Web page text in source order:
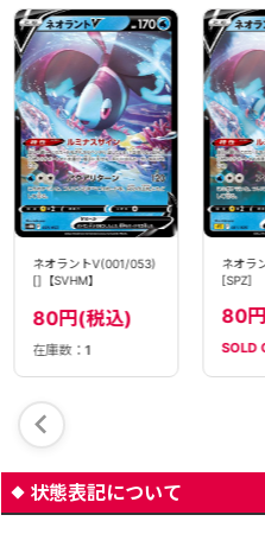
ネオラントV(001/053)
[]【SVHM】
80円(税込)
在庫数： 1
ネオラ
[SPZ]
80
SOLD
状態表記について